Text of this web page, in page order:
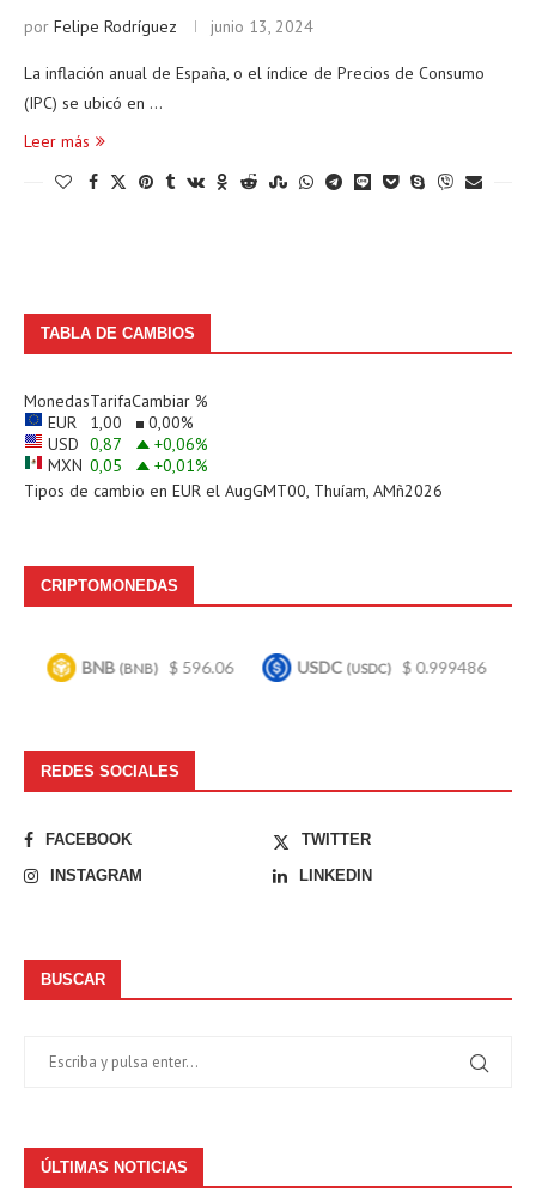
por Felipe Rodríguez junio 13, 2024
La inflación anual de España, o el índice de Precios de Consumo
(IPC) se ubicó en …
Leer más
TABLA DE CAMBIOS
MonedasTarifaCambiar %
EUR
1,00 0,00%
USD 0,87 +0,06%
MXN 0,05 +0,01%
Tipos de cambio en EUR el AugGMT00, Thuíam, AMñ2026
CRIPTOMONEDAS
BNB (BNB) $ 596.06 USDC(USDC) $ 0.999486
REDES SOCIALES
FACEBOOK
TWITTER
INSTAGRAM
LINKEDIN
BUSCAR
ÚLTIMAS NOTICIAS